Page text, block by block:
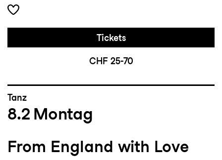
Tickets
CHF 25-70
Tanz
8.2 Montag
From England with Love